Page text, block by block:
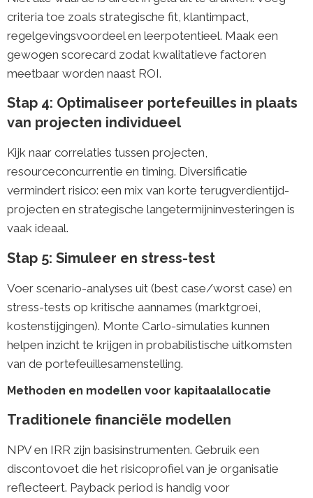
criteria toe zoals strategische fit, klantimpact,
regelgevingsvoordeel en leerpotentieel. Maak een
gewogen scorecard zodat kwalitatieve factoren
meetbaar worden naast ROI.
Stap 4: Optimaliseer portefeuilles in plaats
van projecten individueel
Kijk naar correlaties tussen projecten,
resourceconcurrentie en timing. Diversificatie
vermindert risico: een mix van korte terugverdientijd-
projecten en strategische langetermijninvesteringen is
vaak ideaal.
Stap 5: Simuleer en stress-test
Voer scenario-analyses uit (best case/worst case) en
stress-tests op kritische aannames (marktgroei,
kostenstijgingen). Monte Carlo-simulaties kunnen
helpen inzicht te krijgen in probabilistische uitkomsten
van de portefeuillesamenstelling.
Methoden en modellen voor kapitaalallocatie
Traditionele financiële modellen
NPV en IRR zijn basisinstrumenten. Gebruik een
discontovoet die het risicoprofiel van je organisatie
reflecteert. Payback period is handig voor